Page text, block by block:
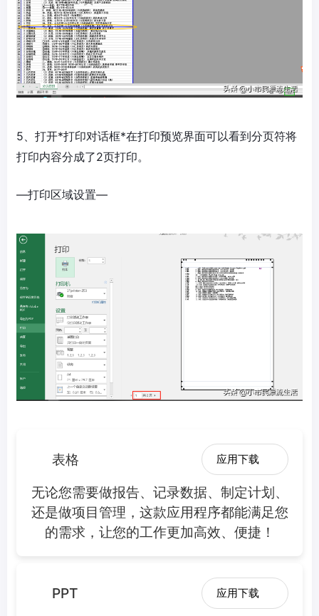
5、打开*打印对话框*在打印预览界面可以看到分页符将
打印内容分成了2页打印。
—打印区域设置—
表格 应用下载
无论您需要做报告、记录数据、制定计划、
还是做项目管理，这款应用程序都能满足您
的需求，让您的工作更加高效、便捷！
PPT 应用下载